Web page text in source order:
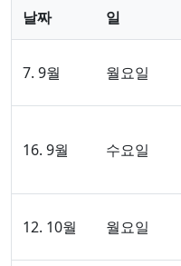
날짜 일
7. 9월 월요일
16. 9월 수요일
12. 10월 월요일